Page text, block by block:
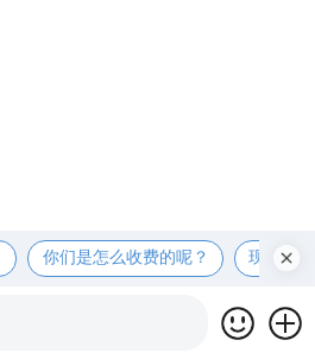
你们是怎么收费的呢？ 现在有